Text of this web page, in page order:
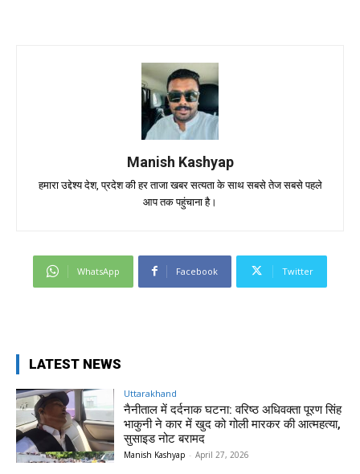
Manish Kashyap
हमारा उद्देश्य देश, प्रदेश की हर ताजा खबर सत्यता के साथ सबसे तेज सबसे पहले
आप तक पहुंचाना है।
WhatsApp Facebook Twitter
LATEST NEWS
Uttarakhand
नैनीताल में दर्दनाक घटना: वरिष्ठ अधिवक्ता पूरण सिंह
भाकुनी ने कार में खुद को गोली मारकर की आत्महत्या,
सुसाइड नोट बरामद
Manish Kashyap - April 27, 2026